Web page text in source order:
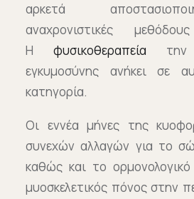
αρκετά
αναχρονιστικές
Η φυσικοθεραπεία την
εγκυμοσύνης ανήκει σε
κατηγορία.
Οι εννέα μήνες της
συνεχών αλλαγών για το
καθώς και το
μυοσκελετικός πόνος στην